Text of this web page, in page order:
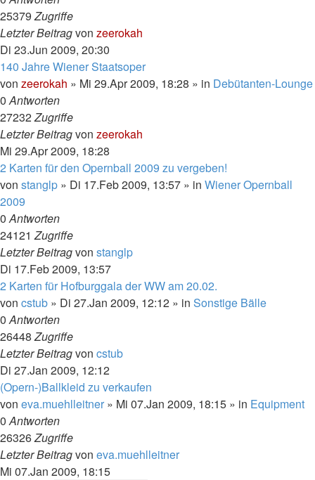
25379Zugriffe
Letzter Beitragvon zeerokah
Di 23.Jun 2009, 20:30
140 Jahre Wiener Staatsoper
von zeerokah » Mi 29.Apr 2009, 18:28 » in Debütanten-Lounge
0Antworten
27232Zugriffe
Letzter Beitragvon zeerokah
Mi 29.Apr 2009, 18:28
2 Karten für den Opernball 2009 zu vergeben!
von stanglp » Di 17.Feb 2009, 13:57 » in Wiener Opernball
2009
0Antworten
24121Zugriffe
Letzter Beitragvon stanglp
Di 17.Feb 2009, 13:57
2 Karten für Hofburggala der WW am 20.02.
von cstub » Di 27.Jan 2009, 12:12 » in Sonstige Bälle
0Antworten
26448Zugriffe
Letzter Beitragvon cstub
Di 27.Jan 2009, 12:12
(Opern-)Ballkleid zu verkaufen
von eva.muehlleitner » Mi 07.Jan 2009, 18:15 » in Equipment
0Antworten
26326Zugriffe
Letzter Beitragvon eva.muehlleitner
Mi 07.Jan 2009, 18:15